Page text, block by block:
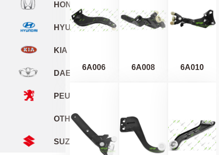
HONDA
HYUNDAI
KIA
DAEWOO
PEUGEOT
OTHERS
SUZUKI
6A006 6A008 6A010